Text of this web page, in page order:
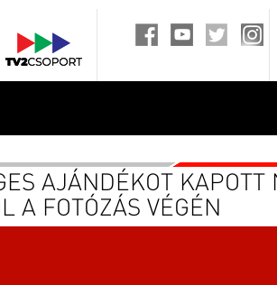
AJÁNDÉKOT KAPOTT
A FOTÓZÁS VÉGÉN